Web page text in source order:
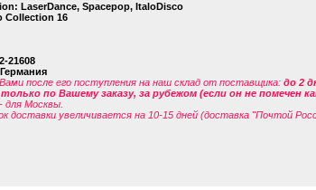
LaserDance, Spacepop, ItaloDisco
Collection 16
21608
Германия
Вами после его поступления на наш склад от поставщика: до 2
по Вашему заказу, за рубежом (если он не помечен
- для Москвы.
доставки увеличивается на 10-15 дней (доставка "Почтой